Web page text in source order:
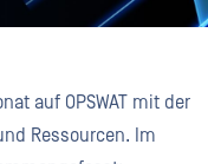
auf OPSWAT mit der
Ressourcen. Im